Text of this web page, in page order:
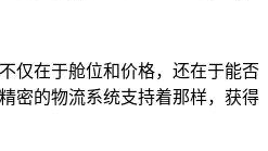
仅在于舱位和价格，还在于能否
密的物流系统支持着那样，获得